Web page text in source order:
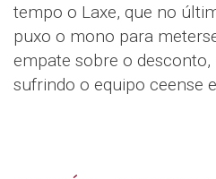
tempo o Laxe, que no
puxo o mono para
empate sobre o
sufrindo o equipo ceense